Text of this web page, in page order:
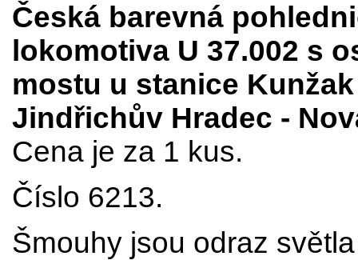
Česká barevná
lokomotiva U 37.002 s
mostu u stanice
Jindřichův Hradec -
Cena je za 1 kus.
Číslo 6213.
Šmouhy jsou odraz